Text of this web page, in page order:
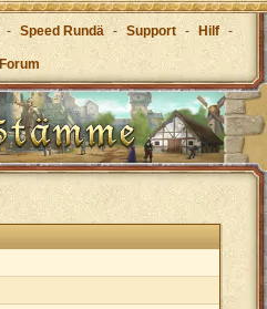
- Speed Rundä - Support - Hilf -
Forum